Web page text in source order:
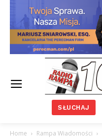
SŁUCHAJ
Home Rampa Wiadomości